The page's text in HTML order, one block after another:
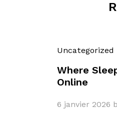
Uncategorized
Where
Online
6 janvier 2026